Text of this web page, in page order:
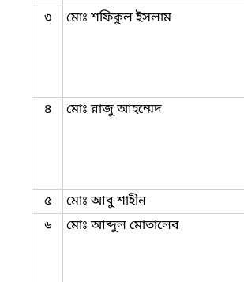
৩ মোঃ শফিকুল ইসলাম
৪ মোঃ রাজু আহম্মেদ
৫ মোঃ আবু শাহীন
৬
মোঃ আব্দুল মোতালেব